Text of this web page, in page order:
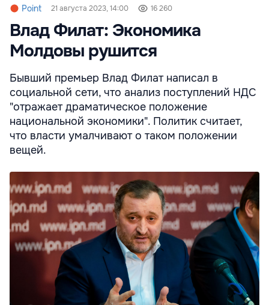
Point 21 августа 2023, 14:00 16 260
Влад Филат: Экономика
Молдовы рушится
Бывший премьер Влад Филат написал в
социальной сети, что анализ поступлений НДС
"отражает драматическое положение
национальной экономики". Политик считает,
что власти умалчивают о таком положении
вещей.